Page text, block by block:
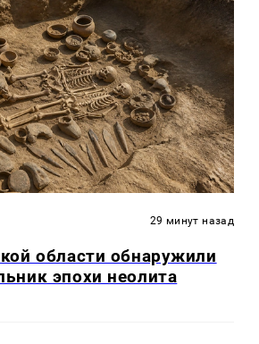
29 минут назад
области обнаружили
эпохи неолита